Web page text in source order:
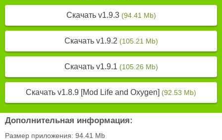
Скачать v1.9.3 (94.41 Mb)
Скачать v1.9.2 (105.21 Mb)
Скачать v1.9.1 (105.26 Mb)
Скачать v1.8.9 [Mod Life and Oxygen] (92.53 Mb)
Дополнительная информация:
Размер приложения: 94.41 Mb